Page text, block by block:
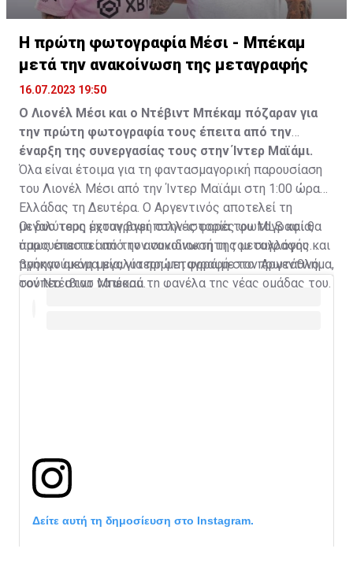
Η πρώτη φωτογραφία Μέσι - Μπέκαμ
μετά την ανακοίνωση της μεταγραφής
16.07.2023 19:50
Ο Λιονέλ Μέσι και ο Ντέβιντ Μπέκαμ πόζαραν για
την πρώτη φωτογραφία τους έπειτα από την
έναρξη της συνεργασίας τους στην Ίντερ Μαϊάμι.
Όλα είναι έτοιμα για τη φαντασμαγορική παρουσίαση
του Λιονέλ Μέσι από την Ίντερ Μαϊάμι στη 1:00 ώρα
Ελλάδας τη Δευτέρα. Ο Αργεντινός αποτελεί τη
μεγαλύτερη μεταγραφή στην ιστορία του MLS και θα
παρουσιαστεί από τον συνιδιοκτήτη του συλλόγου και
προηγούμενη μεγαλύτερη μεταγραφή στο πρωτάθλημα,
τον Ντέιβιντ Μπέκαμ.
Οι δυο τους έχουν βγει πολλές φορές φωτογραφία,
όμως έπειτα από την ανακοίνωση της μεταγραφής
βγήκαν ακόμα μία, για πρώτη φορά με τον Αργεντινό
σούπερ σταρ να φορά τη φανέλα της νέας ομάδας του.
Δείτε αυτή τη δημοσίευση στο Instagram.